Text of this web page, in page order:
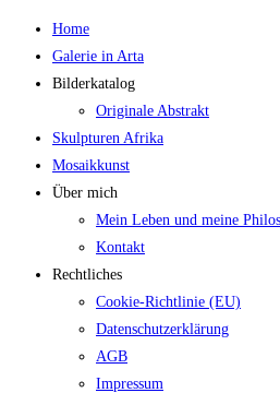
Zum
Inhalt
springen
Home
Galerie in Arta
Bilderkatalog
Originale Abstrakt
Skulpturen Afrika
Mosaikkunst
Über mich
Mein Leben und meine
Kontakt
Rechtliches
Cookie-Richtlinie (EU)
Datenschutzerklärung
AGB
Impressum